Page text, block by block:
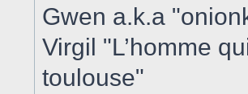
Gwen a.k.a
Virgil "L’homme
toulouse"